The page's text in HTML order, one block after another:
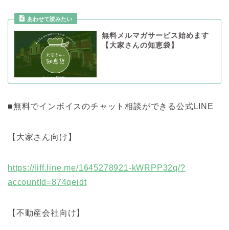
あわせて読みたい
無料メルマガサービス始めます
【大家さんの知恵袋】
■無料でインボイスのチャット相談ができる公式LINE
【大家さん向け】
https://liff.line.me/1645278921-kWRPP32q/?
accountId=874qeidt
【不動産会社向け】